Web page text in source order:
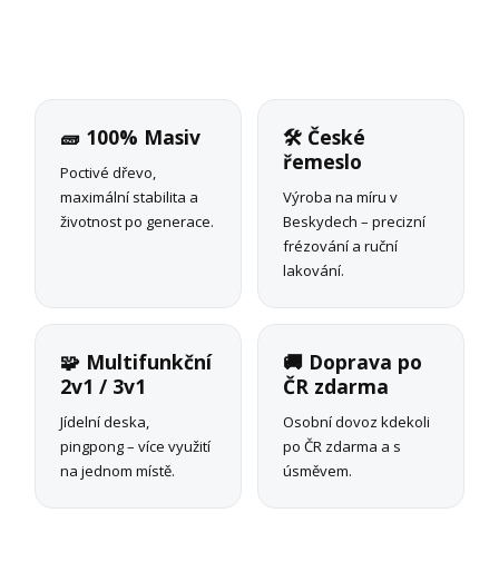
🧱 100% Masiv
Poctivé dřevo,
maximální stabilita a
životnost po generace.
🛠 České
řemeslo
Výroba na míru v
Beskydech – precizní
frézování a ruční
lakování.
🧩 Multifunkční
2v1 / 3v1
Jídelní deska,
pingpong – více využití
na jednom místě.
🚚 Doprava po
ČR zdarma
Osobní dovoz kdekoli
po ČR zdarma a s
úsměvem.